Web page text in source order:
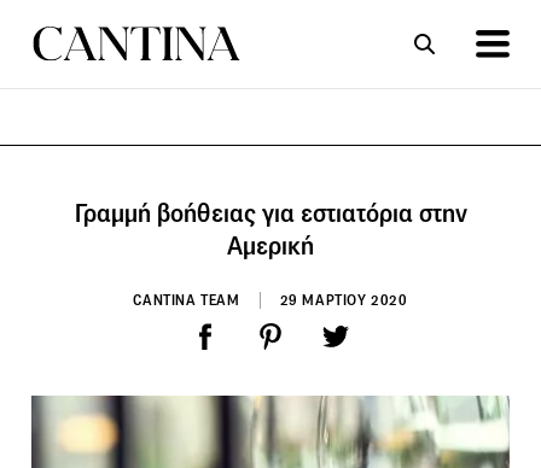
Γραμμή βοήθειας για εστιατόρια στην
Αμερική
CANTINA TEAM 29 ΜΑΡΤΙΟΥ 2020